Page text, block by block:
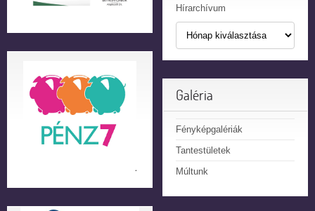
Hírarchívum
Galéria
Fényképgalériák
Tantestületek
Múltunk